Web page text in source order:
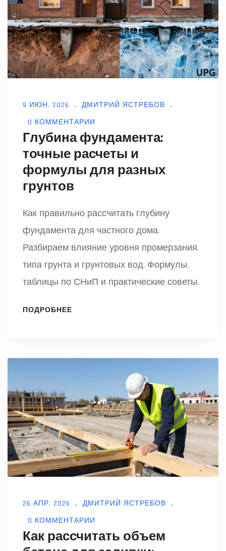
9 ИЮН, 2026
ДМИТРИЙ ЯСТРЕБОВ
0 КОММЕНТАРИИ
Глубина фундамента:
точные расчеты и
формулы для разных
грунтов
Как правильно рассчитать глубину
фундамента для частного дома.
Разбираем влияние уровня промерзания,
типа грунта и грунтовых вод. Формулы,
таблицы по СНиП и практические советы.
ПОДРОБНЕЕ
26 АПР, 2026
ДМИТРИЙ ЯСТРЕБОВ
0 КОММЕНТАРИИ
Как рассчитать объем